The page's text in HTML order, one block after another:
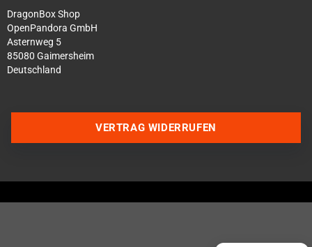
DragonBox Shop
OpenPandora GmbH
Asternweg 5
85080 Gaimersheim
Deutschland
Über WhatsApp schreiben
Discord Server beitreten
Schick uns eine eMail
VERTRAG WIDERRUFEN